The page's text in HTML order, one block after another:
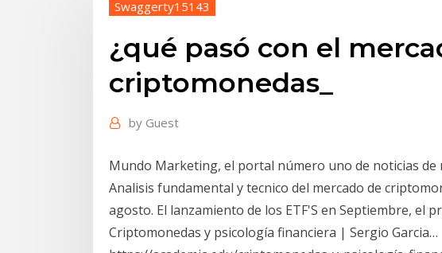
Swaggerty15143
¿qué pasó con el
criptomonedas_
by Guest
Mundo Marketing, el portal número uno de noticias
Analisis fundamental y tecnico del mercado de
agosto. El lanzamiento de los ETF'S en Septiembre, el
Criptomonedas y psicología financiera | Sergio Garcia…